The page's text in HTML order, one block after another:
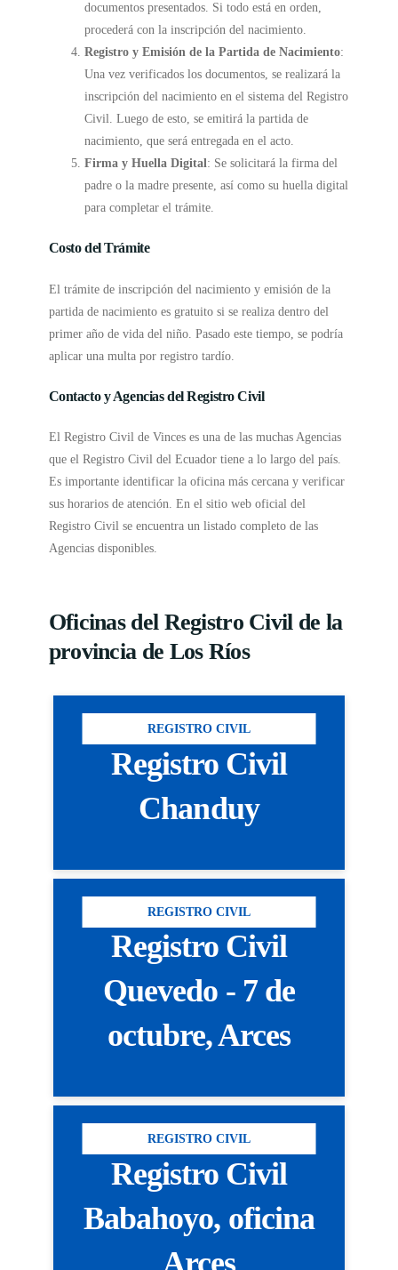
documentos presentados. Si todo está en orden,
procederá con la inscripción del nacimiento.
Registro y Emisión de la Partida de Nacimiento:
Una vez verificados los documentos, se realizará la
inscripción del nacimiento en el sistema del Registro
Civil. Luego de esto, se emitirá la partida de
nacimiento, que será entregada en el acto.
Firma y Huella Digital: Se solicitará la firma del
padre o la madre presente, así como su huella digital
para completar el trámite.
Costo del Trámite
El trámite de inscripción del nacimiento y emisión de la
partida de nacimiento es gratuito si se realiza dentro del
primer año de vida del niño. Pasado este tiempo, se podría
aplicar una multa por registro tardío.
Contacto y Agencias del Registro Civil
El Registro Civil de Vinces es una de las muchas Agencias
que el Registro Civil del Ecuador tiene a lo largo del país.
Es importante identificar la oficina más cercana y verificar
sus horarios de atención. En el sitio web oficial del
Registro Civil se encuentra un listado completo de las
Agencias disponibles.
Oficinas del Registro Civil de la
provincia de Los Ríos
REGISTRO CIVIL
Registro Civil
Chanduy
REGISTRO CIVIL
Registro Civil
Quevedo - 7 de
octubre, Arces
REGISTRO CIVIL
Registro Civil
Babahoyo, oficina